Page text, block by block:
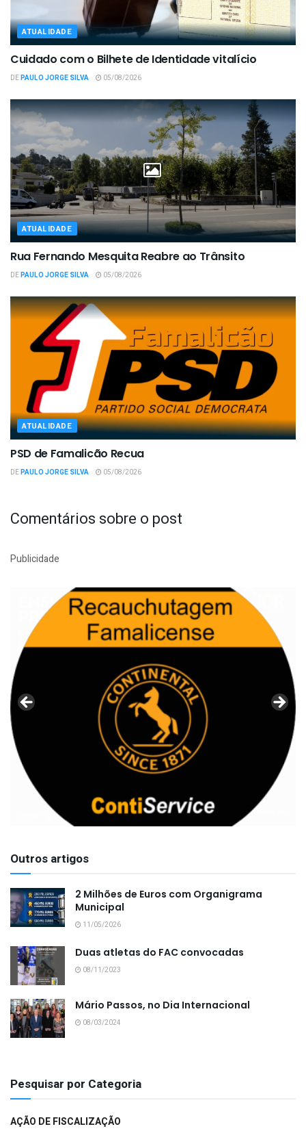
ATUALIDADE
Cuidado com o Bilhete de Identidade vitalício
DEPAULO JORGE SILVA 05/08/2026
ATUALIDADE
Rua Fernando Mesquita Reabre ao Trânsito
DEPAULO JORGE SILVA 05/08/2026
ATUALIDADE
PSD de Famalicão Recua
DEPAULO JORGE SILVA 05/08/2026
Comentários sobre o post
Publicidade
Outros artigos
2 Milhões de Euros com Organigrama
Municipal
11/05/2026
Duas atletas do FAC convocadas
08/11/2023
Mário Passos, no Dia Internacional
08/03/2024
Pesquisar por Categoria
AÇÃO DE FISCALIZAÇÃO